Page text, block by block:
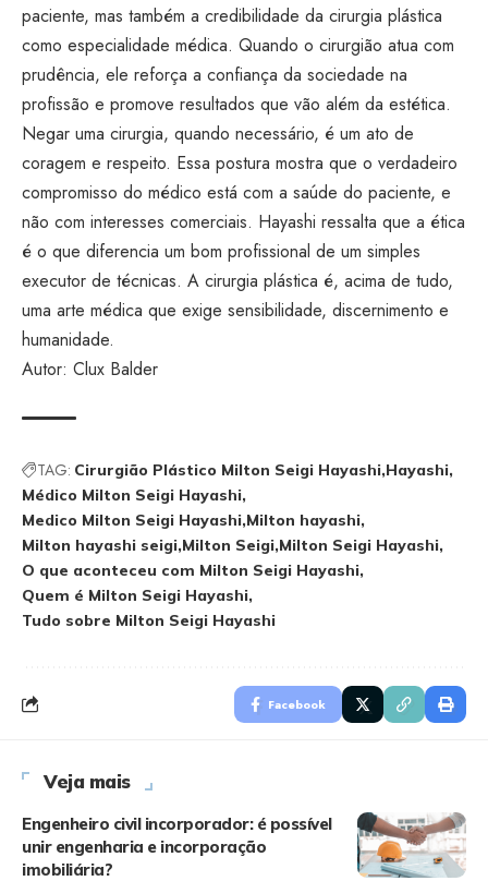
paciente, mas também a credibilidade da cirurgia plástica
como especialidade médica. Quando o cirurgião atua com
prudência, ele reforça a confiança da sociedade na
profissão e promove resultados que vão além da estética.
Negar uma cirurgia, quando necessário, é um ato de
coragem e respeito. Essa postura mostra que o verdadeiro
compromisso do médico está com a saúde do paciente, e
não com interesses comerciais. Hayashi ressalta que a ética
é o que diferencia um bom profissional de um simples
executor de técnicas. A cirurgia plástica é, acima de tudo,
uma arte médica que exige sensibilidade, discernimento e
humanidade.
Autor: Clux Balder
TAG: Cirurgião Plástico Milton Seigi Hayashi Hayashi
Médico Milton Seigi Hayashi
Medico Milton Seigi Hayashi Milton hayashi
Milton hayashi seigi Milton Seigi Milton Seigi Hayashi
O que aconteceu com Milton Seigi Hayashi
Quem é Milton Seigi Hayashi
Tudo sobre Milton Seigi Hayashi
Facebook
Veja mais
Engenheiro civil incorporador: é possível
unir engenharia e incorporação
imobiliária?